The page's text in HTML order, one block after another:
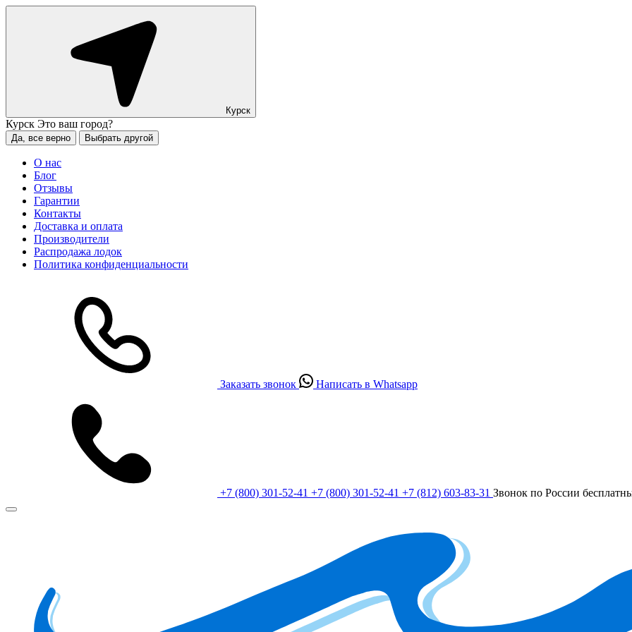
Курск
Курск Это ваш город?
Да, все верно Выбрать другой
О нас
Блог
Отзывы
Гарантии
Контакты
Доставка и оплата
Производители
Распродажа лодок
Политика конфиденциальности
Заказать звонок Написать в Whatsapp
+7 (800) 301-52-41 +7 (800) 301-52-41 +7 (812) 603-83-31 Звонок по России